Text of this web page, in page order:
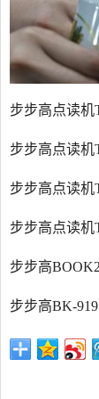
步步高点读机
步步高点读机
步步高点读机
步步高点读机
步步高
步步高BK-